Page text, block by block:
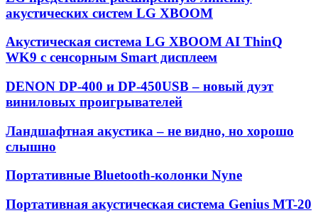
акустических систем LG XBOOM
Акустическая система LG XBOOM AI ThinQ
WK9 с сенсорным Smart дисплеем
DENON DP-400 и DP-450USB – новый дуэт
виниловых проигрывателей
Ландшафтная акустика – не видно, но хорошо
слышно
Портативные Bluetooth-колонки Nyne
Портативная акустическая система Genius MT-20